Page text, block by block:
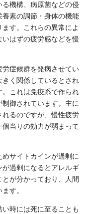
機構、病原菌などの侵
素の調節・身体の機能
す。これらの異常によ
はずの疲労感などを慢
症候群を発病させてい
く関係しているとされ
これは免疫系で作られ
御されています。主に
るのですが、慢性疲労
当りの効力が弱まって
サイトカインが過剰に
過剰になるとアレルギ
が分かっており、人間
す。
時には死に至ることも